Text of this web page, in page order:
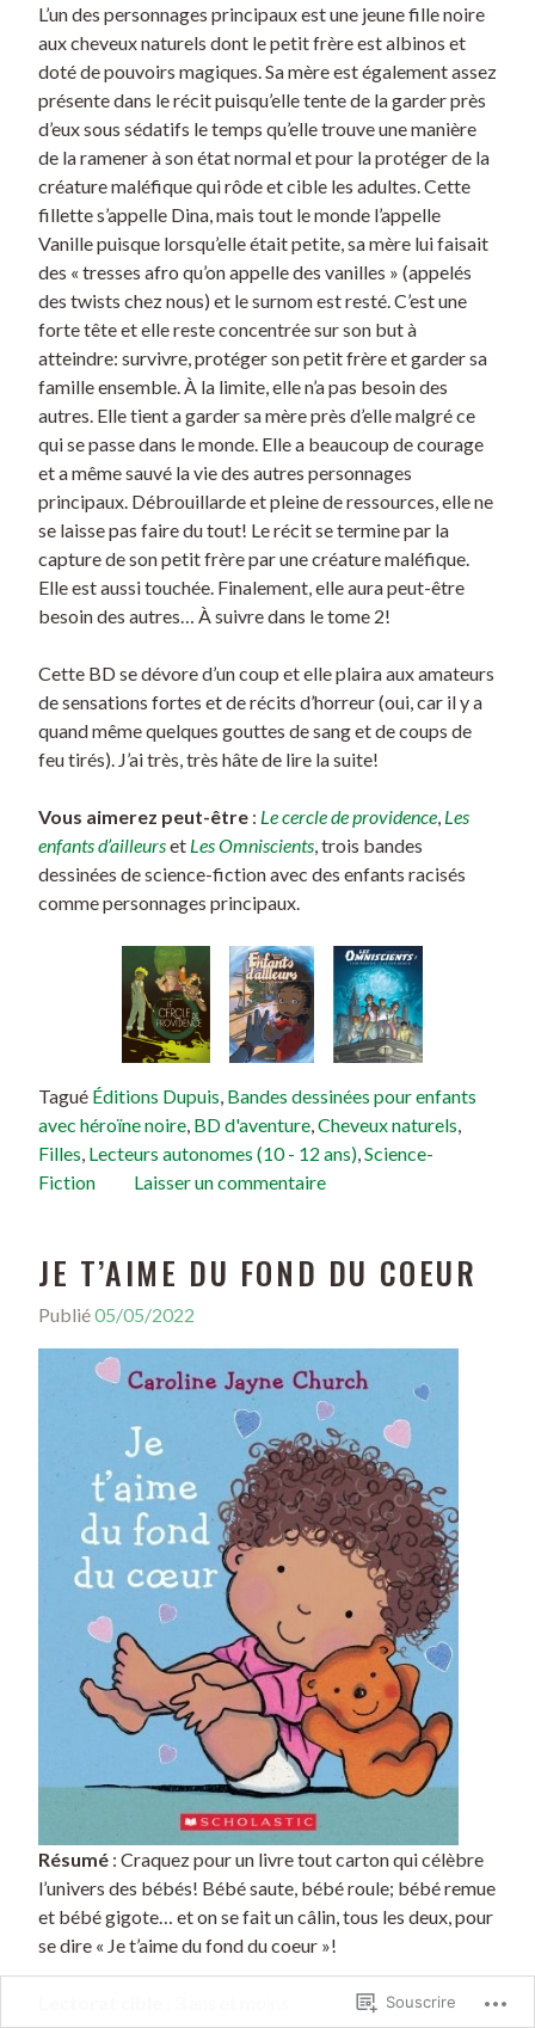
L’un des personnages principaux est une jeune fille noire
aux cheveux naturels dont le petit frère est albinos et
doté de pouvoirs magiques. Sa mère est également assez
présente dans le récit puisqu’elle tente de la garder près
d’eux sous sédatifs le temps qu’elle trouve une manière
de la ramener à son état normal et pour la protéger de la
créature maléfique qui rôde et cible les adultes. Cette
fillette s’appelle Dina, mais tout le monde l’appelle
Vanille puisque lorsqu’elle était petite, sa mère lui faisait
des « tresses afro qu’on appelle des vanilles » (appelés
des twists chez nous) et le surnom est resté. C’est une
forte tête et elle reste concentrée sur son but à
atteindre: survivre, protéger son petit frère et garder sa
famille ensemble. À la limite, elle n’a pas besoin des
autres. Elle tient a garder sa mère près d’elle malgré ce
qui se passe dans le monde. Elle a beaucoup de courage
et a même sauvé la vie des autres personnages
principaux. Débrouillarde et pleine de ressources, elle ne
se laisse pas faire du tout! Le récit se termine par la
capture de son petit frère par une créature maléfique.
Elle est aussi touchée. Finalement, elle aura peut-être
besoin des autres… À suivre dans le tome 2!
Cette BD se dévore d’un coup et elle plaira aux amateurs
de sensations fortes et de récits d’horreur (oui, car il y a
quand même quelques gouttes de sang et de coups de
feu tirés). J’ai très, très hâte de lire la suite!
Vous aimerez peut-être : Le cercle de providence Les
enfants d’ailleurset Les Omniscients , trois bandes
dessinées de science-fiction avec des enfants racisés
comme personnages principaux.
Tagué Éditions Dupuis, Bandes dessinées pour enfants
avec héroïne noire, BD d'aventure,Cheveux naturels,
Filles, Lecteurs autonomes (10 - 12 ans),Science-
Fiction
Laisser un commentaire
JE T’AIME DU FOND DU COEUR
Publié05/05/2022
Résumé : Craquez pour un livre tout carton qui célèbre
l’univers des bébés! Bébé saute, bébé roule; bébé remue
et bébé gigote… et on se fait un câlin, tous les deux, pour
se dire « Je t’aime du fond du coeur »!
Souscrire